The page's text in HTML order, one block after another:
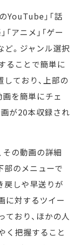
YouTube」「話
「アニメ」「ゲー
ど。ジャンル選択
ることで簡単に
ており、上部の
を簡単にチェ
が20本収録され
の動画の詳細
部のメニューで
戻しや早送りが
に対するツイー
ており、ほかの人
く把握すること